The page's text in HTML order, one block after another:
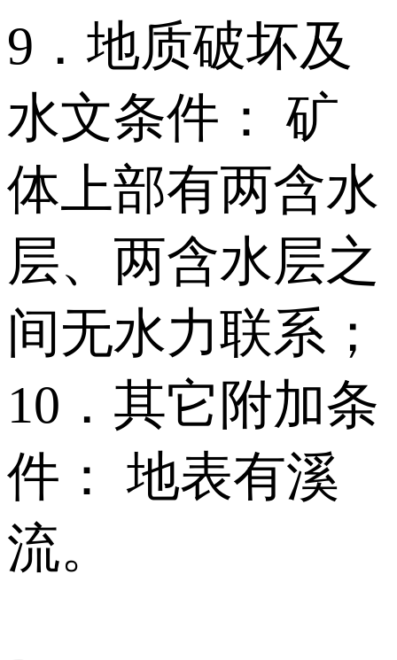
9．地质破坏及
水文条件： 矿
体上部有两含水
层、两含水层之
间无水力联系；
10．其它附加条
件： 地表有溪
流。